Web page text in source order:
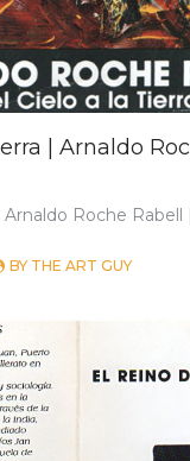
| Arnaldo
Arnaldo Roche Rabell
BY THE ART GUY